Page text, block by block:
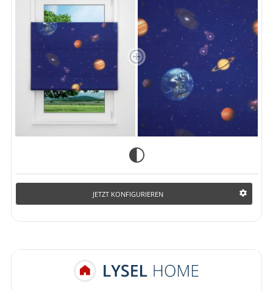
JETZT KONFIGURIEREN